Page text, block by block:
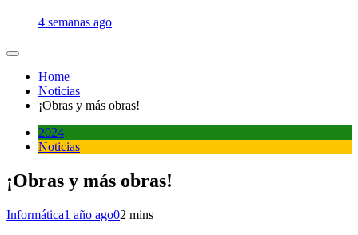
4 semanas ago
Home
Noticias
¡Obras y más obras!
2024
Noticias
¡Obras y más obras!
Informática1 año ago02 mins